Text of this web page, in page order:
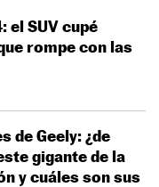
el SUV cupé
rompe con las
de Geely: ¿de
gigante de la
y cuáles son sus